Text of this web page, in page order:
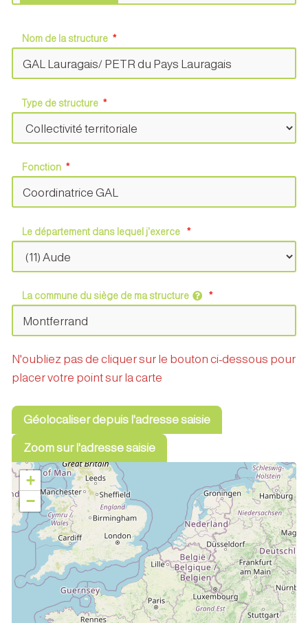
Nom de la structure
Type de structure
Fonction
Le département dans lequel j'exerce
La commune du siège de ma structure
N'oubliez pas de cliquer sur le bouton ci-dessous pour
placer votre point sur la carte
Géolocaliser depuis l'adresse saisie
Zoom sur l'adresse saisie
+
−